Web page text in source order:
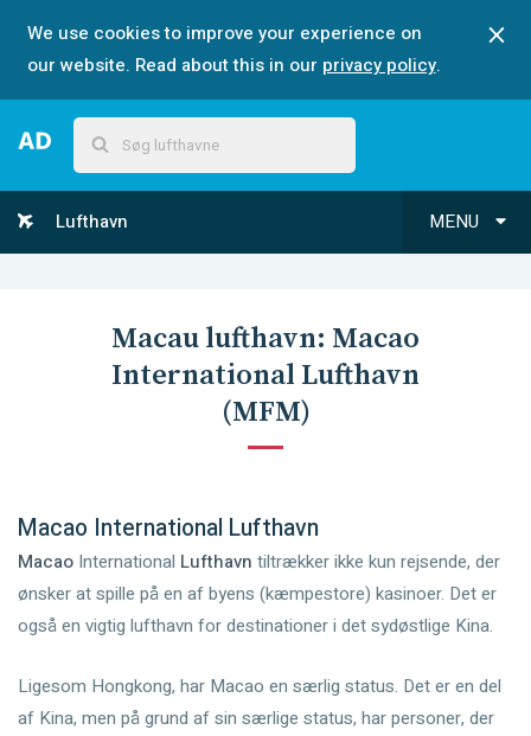
We use cookies to improve your experience on
our website. Read about this in our privacy policy.
MENU
Lufthavn
Macau lufthavn: Macao
International Lufthavn
(MFM)
Macao International Lufthavn
Macao International Lufthavn tiltrækker ikke kun rejsende, der
ønsker at spille på en af byens (kæmpestore) kasinoer. Det er
også en vigtig lufthavn for destinationer i det sydøstlige Kina.
Ligesom Hongkong, har Macao en særlig status. Det er en del
af Kina, men på grund af sin særlige status, har personer, der